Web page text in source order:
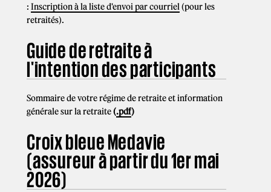
: Inscription à la liste d'envoi par courriel (pour les
retraités).
Guide de retraite à
l'intention des participants
Sommaire de votre régime de retraite et information
générale sur la retraite(.pdf)
Croix bleue Medavie
(assureur à partir du 1er mai
2026)